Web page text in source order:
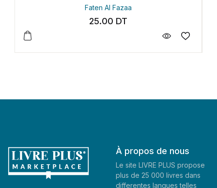
Faten Al Fazaa
25.00 DT
À propos de nous
Le site LIVRE PLUS propose
plus de 25 000 livres dans
differentes langues telles